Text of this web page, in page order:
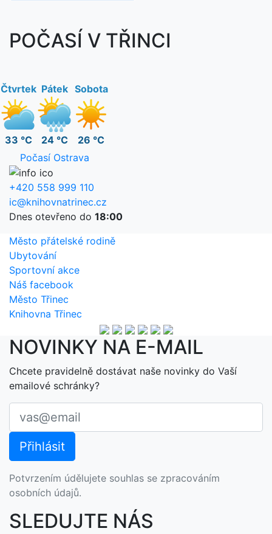
POČASÍ V TŘINCI
Čtvrtek
33 °C
Pátek
24 °C
Sobota
26 °C
Počasí Ostrava
+420 558 999 110
ic@knihovnatrinec.cz
Dnes otevřeno do 18:00
Město přátelské rodině
Ubytování
Sportovní akce
Náš facebook
Město Třinec
Knihovna Třinec
NOVINKY NA E-MAIL
Chcete pravidelně dostávat naše novinky do Vaší
emailové schránky?
Potvrzením údělujete souhlas se zpracováním
osobních údajů.
SLEDUJTE NÁS